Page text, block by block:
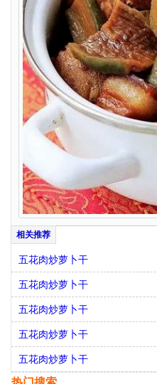
五花肉炒萝卜干
五花肉炒萝卜干
五花肉炒萝卜干
五花肉炒萝卜干
五花肉炒萝卜干